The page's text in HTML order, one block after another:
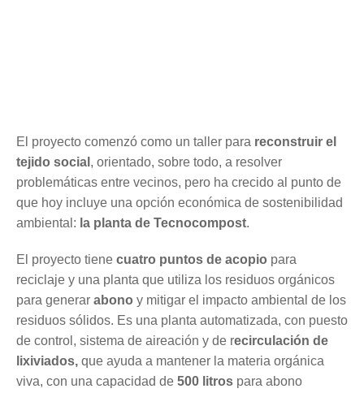
El proyecto comenzó como un taller para reconstruir el
tejido social , orientado, sobre todo, a resolver
problemáticas entre vecinos, pero ha crecido al punto de
que hoy incluye una opción económica de sostenibilidad
ambiental: la planta de Tecnocompost.
El proyecto tiene cuatro puntos de acopio para
reciclaje y una planta que utiliza los residuos orgánicos
para generar abono y mitigar el impacto ambiental de los
residuos sólidos. Es una planta automatizada, con puesto
de control, sistema de aireación y de recirculación de
lixiviados, que ayuda a mantener la materia orgánica
viva, con una capacidad de 500 litros para abono